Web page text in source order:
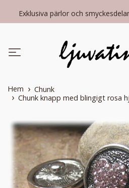
Exklusiva pärlor och
Hem
Chunk
Chunk knapp med blingigt rosa